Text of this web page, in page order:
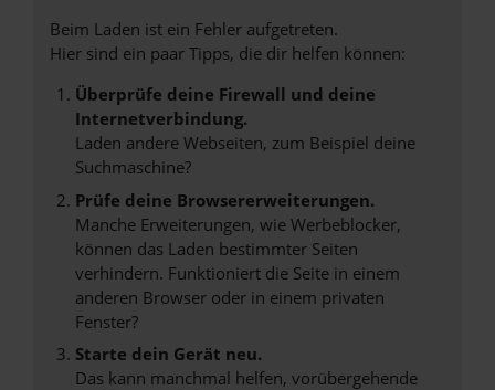
Beim Laden ist ein Fehler aufgetreten.
Hier sind ein paar Tipps, die dir helfen können:
Überprüfe deine Firewall und deine
Internetverbindung.
Laden andere Webseiten, zum Beispiel deine
Suchmaschine?
Prüfe deine Browsererweiterungen.
Manche Erweiterungen, wie Werbeblocker,
können das Laden bestimmter Seiten
verhindern. Funktioniert die Seite in einem
anderen Browser oder in einem privaten
Fenster?
Starte dein Gerät neu.
Das kann manchmal helfen, vorübergehende